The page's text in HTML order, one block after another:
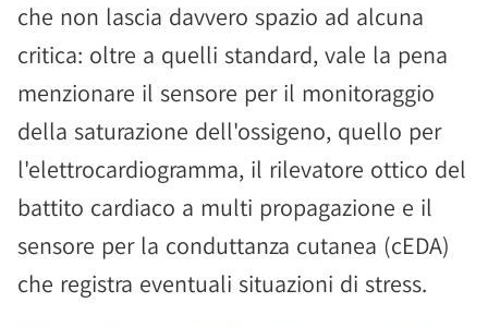
che non lascia davvero spazio ad alcuna
critica: oltre a quelli standard, vale la pena
menzionare il sensore per il monitoraggio
della saturazione dell'ossigeno, quello per
l'elettrocardiogramma, il rilevatore ottico del
battito cardiaco a multi propagazione e il
sensore per la conduttanza cutanea (cEDA)
che registra eventuali situazioni di stress.